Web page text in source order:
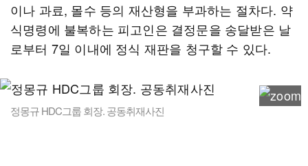
이나 과료, 몰수 등의 재산형을 부과하는 절차다. 약
식명령에 불복하는 피고인은 결정문을 송달받은 날
로부터 7일 이내에 정식 재판을 청구할 수 있다.
정몽규 HDC그룹 회장. 공동취재사진